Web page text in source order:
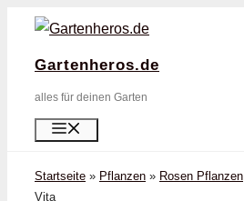
Zum
springen
Gartenheros.de
alles für deinen Garten
Startseite » Pflanzen » Rosen Pflanzen
Vita